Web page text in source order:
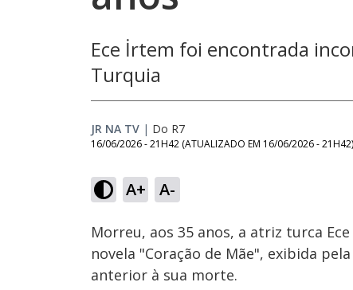
Ece İrtem foi encontrada
Turquia
JR NA TV | Do R7
16/06/2026 - 21H42 (ATUALIZADO EM 16/06/2026 - 21H42)
A+ A-
Ativar
Som
Morreu, aos 35 anos, a atriz turca
novela "Coração de Mãe", exibida
anterior à sua morte.